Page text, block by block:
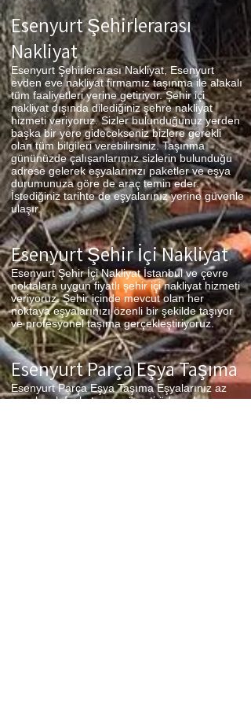
Esenyurt Şehirlerarası
Nakliyat
Esenyurt Şehirlerarası Nakliyat, Esenyurt
evden eve nakliyat firmamız taşınma ile alakalı
tüm faaliyetleri yerine getiriyor. Şehir içi
nakliyat dışında dilediğiniz şehre nakliyat
hizmeti veriyoruz. Sizler bulunduğunuz yerden
başka bir yere gidecekseniz bizlere gerekli
olan tüm bilgileri verebilirsiniz. Taşınma
gününüzde çalışanlarımız sizlerin bulunduğu
adrese gelerek eşyalarınızı paketler ve eşya
durumunuza göre de araç temin eder.
İstediğiniz tarihte de eşyalarınız yerine güvenle
ulaşır.
Esenyurt Şehir İçi Nakliyat
Esenyurt Şehir İçi Nakliyat İstanbul ve çevre
noktalara uygun fiyatlı şehir içi nakliyat hizmeti
veriyoruz. Şehir içinde mevcut olan her
noktaya eşyalarınızı özenli bir şekilde taşıyor
ve profesyonel taşıma gerçekleştiriyoruz.
Esenyurt Parça Eşya Taşıma
Esenyurt Parça Eşya Taşıma Eşyalarınız az
ancak çok fazla taşıma ücreti ödemek